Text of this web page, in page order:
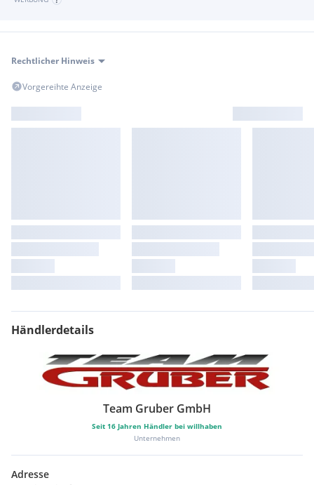
Rechtlicher Hinweis
Vorgereihte Anzeige
Händlerdetails
Team Gruber GmbH
Seit 16 Jahren Händler bei willhaben
Unternehmen
Adresse